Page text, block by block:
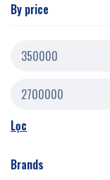
By price
Lọc
Brands